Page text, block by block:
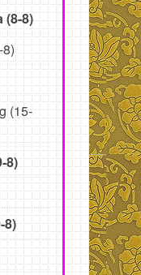
(8-8)
(15-
8)
8)